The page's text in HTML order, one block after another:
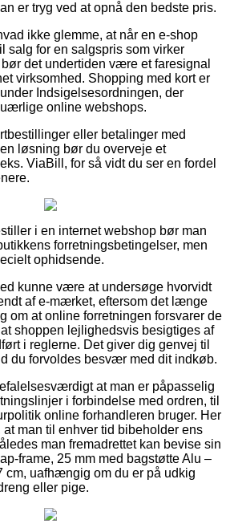
er tryg ved at opnå den bedste pris.
ikke glemme, at når en e-shop
salg for en salgspris som virker
det undertiden være et faresignal
virksomhed. Shopping med kort er
Indsigelsesordningen, der
online webshops.
eller betalinger med
løsning bør du overveje et
ViaBill, for så vidt du ser en fordel
i en internet webshop bør man
forretningsbetingelser, men
ophidsende.
kunne være at undersøge hvorvidt
af e-mærket, eftersom det længe
om at online forretningen forsvarer de
shoppen lejlighedsvis besigtiges af
i reglerne. Det giver dig genvej til
du forvoldes besvær med dit indkøb.
at man er påpasselig
i forbindelse med ordren, til
online forhandleren bruger. Her
man til enhver tid bibeholder ens
man fremadrettet kan bevise sin
frame, 25 mm med bagstøtte Alu –
cm, uafhængig om du er på udkig
eller pige.